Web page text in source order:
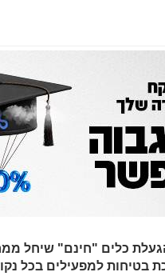
כלים "חינם" שיחל
בטיחות למפעילים בכל